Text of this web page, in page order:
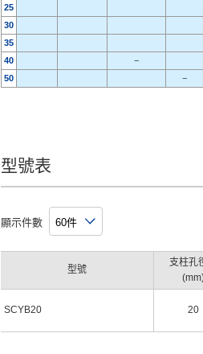
25
30
35
40
−
50
−
型號表
顯示件數
型號
SCYB20
支柱孔
20